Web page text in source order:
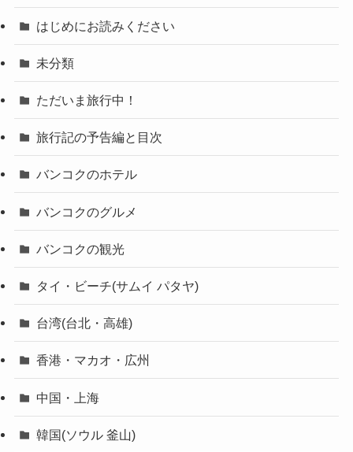
はじめにお読みください
未分類
ただいま旅行中！
旅行記の予告編と目次
バンコクのホテル
バンコクのグルメ
バンコクの観光
タイ・ビーチ(サムイ パタヤ)
台湾(台北・高雄)
香港・マカオ・広州
中国・上海
韓国(ソウル 釜山)